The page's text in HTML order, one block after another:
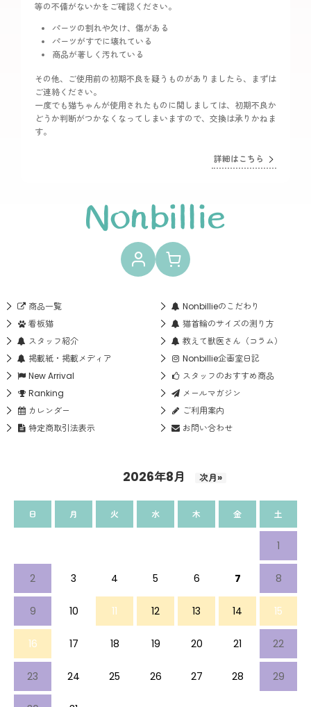
等の不備がないかをご確認ください。
パーツの割れや欠け、傷がある
パーツがすでに壊れている
商品が著しく汚れている
その他、ご使用前の初期不良を疑うものがありましたら、まずは
ご連絡ください。
一度でも猫ちゃんが使用されたものに関しましては、初期不良か
どうか判断がつかなくなってしまいますので、交換は承りかねま
す。
詳細はこちら
商品一覧
Nonbillieのこだわり
看板猫
猫首輪のサイズの測り方
スタッフ紹介
教えて獣医さん（コラム）
掲載紙・掲載メディア
Nonbillie企画室日記
New Arrival
スタッフのおすすめ商品
Ranking
メールマガジン
カレンダー
ご利用案内
特定商取引法表示
お問い合わせ
2026年8月 次月»
日 月 火 水 木 金 土
1
2 3 4 5 6 7 8
9 10 11 12 13 14 15
16 17 18 19 20 21 22
23 24 25 26 27 28 29